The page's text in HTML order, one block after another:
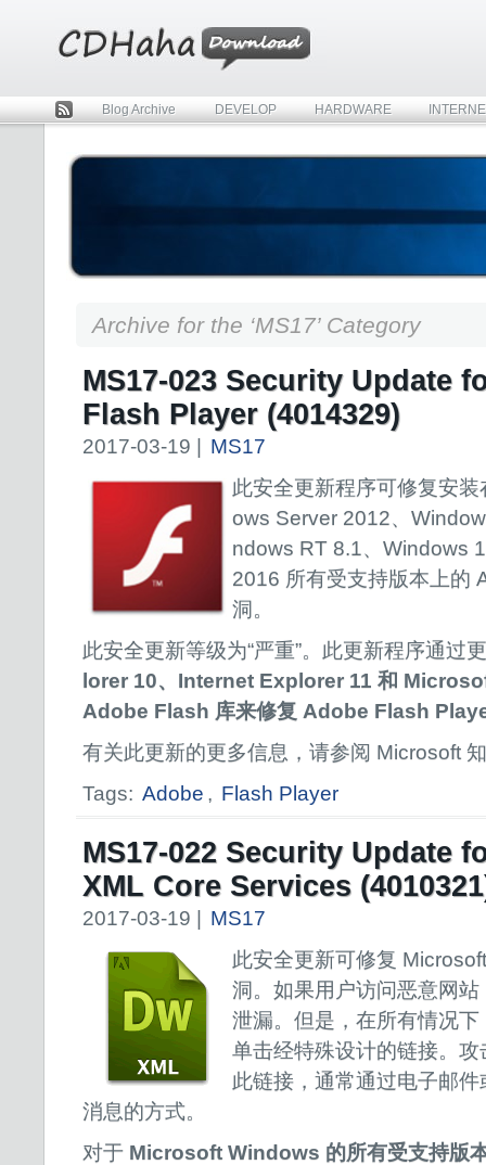
Rss
Blog Archive DEVELOP HARDWARE
Archive for the ‘MS17’ Category
MS17-023 Security Update
Flash Player (4014329)
2017-03-19 |
MS17
此安全更新程序可修复安
ows Server 2012、
ndows RT 8.1、Windows
2016 所有受支持版本上的
洞。
此安全更新等级为“严重”。此更新程序通过
lorer 10、Internet Explorer 11 和
Adobe Flash 库来修复 Adobe Flash
有关此更新的更多信息，请参阅 Microsoft
Tags: Adobe , Flash Player
MS17-022 Security Update
XML Core Services
2017-03-19 |
MS17
此安全更新可修复
洞。如果用户访问恶意网
泄漏。但是，在所有情况
单击经特殊设计的链接。
此链接，通常通过电子邮
消息的方式。
对于 Microsoft Windows 的所有受支持版